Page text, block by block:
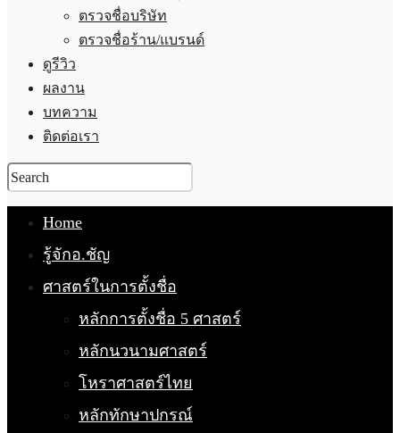
ตรวจชื่อบริษัท
ตรวจชื่อร้าน/แบรนด์
ดูรีวิว
ผลงาน
บทความ
ติดต่อเรา
Home
รู้จักอ.ชัญ
ศาสตร์ในการตั้งชื่อ
หลักการตั้งชื่อ 5 ศาสตร์
หลักนวนามศาสตร์
โหราศาสตร์ไทย
หลักทักษาปกรณ์